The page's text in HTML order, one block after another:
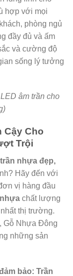
hợp với mọi
phòng ngủ
đầy đủ và ấm
và cường độ
sống lý tưởng
âm trần cho
Cậy Cho
Trội
trần nhựa đẹp,
Hãy đến với
vị hàng đầu
chất lượng
thị trường.
Gỗ Nhựa Đông
những sản
bảo: Trần